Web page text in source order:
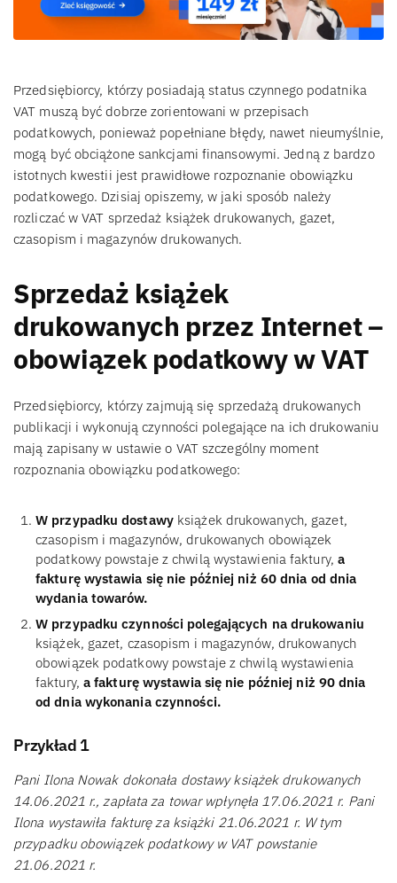
Przedsiębiorcy, którzy posiadają status czynnego podatnika
VAT muszą być dobrze zorientowani w przepisach
podatkowych, ponieważ popełniane błędy, nawet nieumyślnie,
mogą być obciążone sankcjami finansowymi. Jedną z bardzo
istotnych kwestii jest prawidłowe rozpoznanie obowiązku
podatkowego. Dzisiaj opiszemy, w jaki sposób należy
rozliczać w VAT sprzedaż książek drukowanych, gazet,
czasopism i magazynów drukowanych.
Sprzedaż książek
drukowanych przez Internet –
obowiązek podatkowy w VAT
Przedsiębiorcy, którzy zajmują się sprzedażą drukowanych
publikacji i wykonują czynności polegające na ich drukowaniu
mają zapisany w ustawie o VAT szczególny moment
rozpoznania obowiązku podatkowego:
W przypadku dostawy książek drukowanych, gazet,
czasopism i magazynów, drukowanych obowiązek
podatkowy powstaje z chwilą wystawienia faktury, a
fakturę wystawia się nie później niż 60 dnia od dnia
wydania towarów.
W przypadku czynności polegających na drukowaniu
książek, gazet, czasopism i magazynów, drukowanych
obowiązek podatkowy powstaje z chwilą wystawienia
faktury, a fakturę wystawia się nie później niż 90 dnia
od dnia wykonania czynności.
Przykład 1
Pani Ilona Nowak dokonała dostawy książek drukowanych
14.06.2021 r., zapłata za towar wpłynęła 17.06.2021 r. Pani
Ilona wystawiła fakturę za książki 21.06.2021 r. W tym
przypadku obowiązek podatkowy w VAT powstanie
21.06.2021 r.